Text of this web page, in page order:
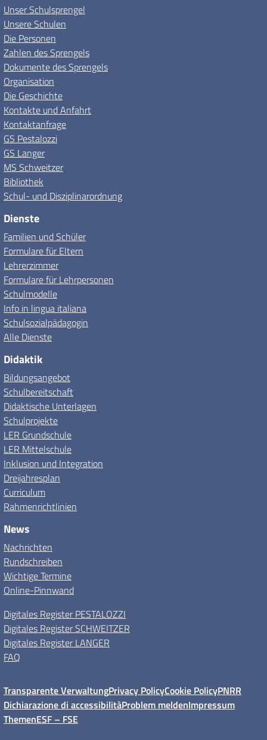
Unser Schulsprengel
Unsere Schulen
Die Personen
Zahlen des Sprengels
Dokumente des Sprengels
Organisation
Die Geschichte
Kontakte und Anfahrt
Kontaktanfrage
GS Pestalozzi
GS Langer
MS Schweitzer
Bibliothek
Schul- und Disziplinarordnung
Dienste
Familien und Schüler
Formulare für Eltern
Lehrerzimmer
Formulare für Lehrpersonen
Schulmodelle
Info in lingua italiana
Schulsozialpädagogin
Alle Dienste
Didaktik
Bildungsangebot
Schulbereitschaft
Didaktische Unterlagen
Schulprojekte
LER Grundschule
LER Mittelschule
Inklusion und Integration
Dreijahresplan
Curriculum
Rahmenrichtlinien
News
Nachrichten
Rundschreiben
Wichtige Termine
Online-Pinnwand
Digitales Register PESTALOZZI
Digitales Register SCHWEITZER
Digitales Register LANGER
FAQ
Transparente VerwaltungPrivacy PolicyCookie PolicyPNRR
Dichiarazione di accessibilitàProblem meldenImpressum
ThemenESF – FSE